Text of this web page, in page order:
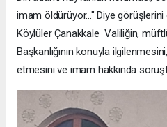
imam öldürüyor..." Diye görüşlerini
Köylüler Çanakkale Valiliğin,
Başkanlığının konuyla
etmesini ve imam hakkında